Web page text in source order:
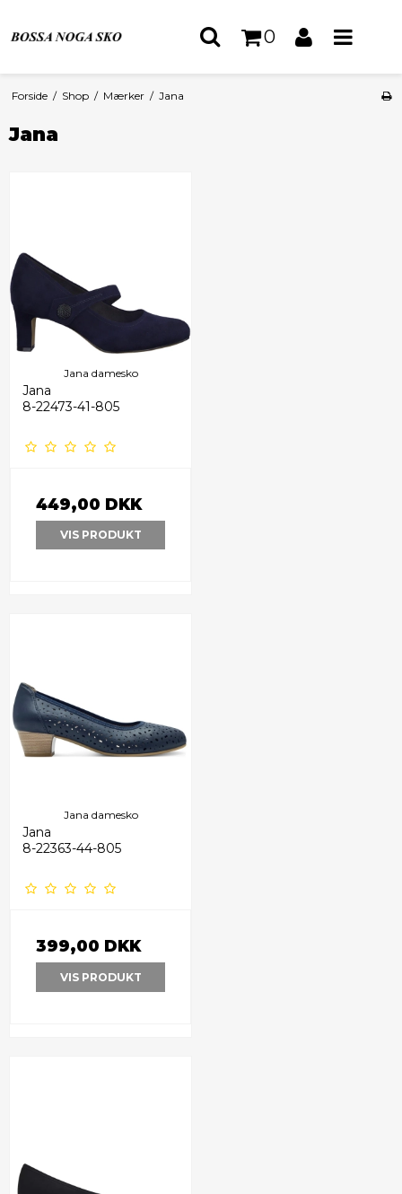
0
Forside / Shop / Mærker / Jana
Jana
Jana damesko
Jana
8-22473-41-805
449,00 DKK
VIS PRODUKT
Jana damesko
Jana
8-22363-44-805
399,00 DKK
VIS PRODUKT